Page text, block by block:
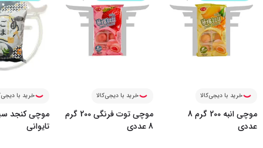
خرید با دیجی‌کالا
موچی انبه 200 گرم 8
عددی
خرید با دیجی‌کالا
موچی توت فرنگی 200 گرم
8 عددی
خرید با
تایوانی